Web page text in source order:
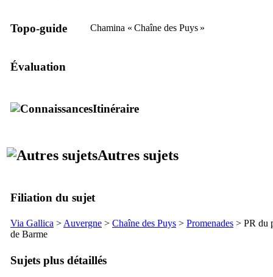
Topo-guide Chamina « Chaîne des Puys »
Évaluation
Itinéraire
Autres sujets
Filiation du sujet
Via Gallica > Auvergne > Chaîne des Puys > Promenades > PR du
de Barme
Sujets plus détaillés